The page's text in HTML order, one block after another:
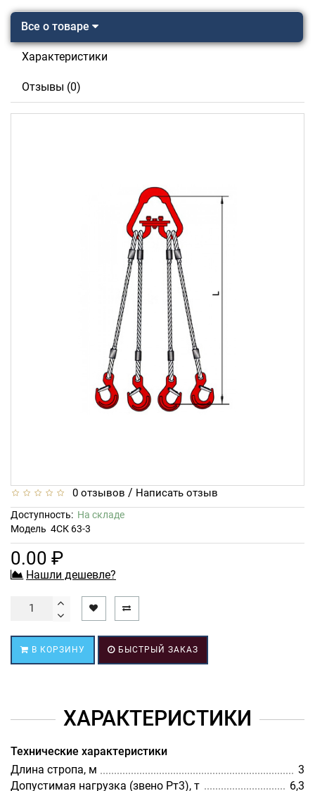
Все о товаре
Характеристики
Отзывы (0)
0 отзывов / Написать отзыв
Доступность: На складе
Модель 4СК 63-3
0.00 ₽
Нашли дешевле?
В КОРЗИНУ БЫСТРЫЙ ЗАКАЗ
ХАРАКТЕРИСТИКИ
Технические характеристики
Длина стропа, м
3
Допустимая нагрузка (звено Рт3), т
6,3